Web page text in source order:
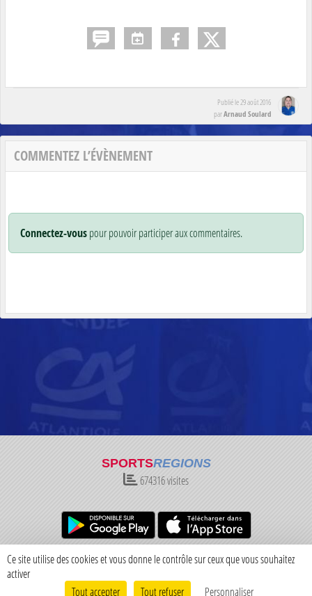
Publié le29 août 2016
parArnaud Soulard
COMMENTEZ L’ÉVÈNEMENT
Connectez-vouspour pouvoir participer aux commentaires.
SPORTSREGIONS
674316visites
Charte cookies Gestion des cookies
Envie de participer ?
Ce site utilise des cookies et vous donne le contrôle sur ceux que vous souhaitez
activer
Tout accepter
Tout refuser Personnaliser